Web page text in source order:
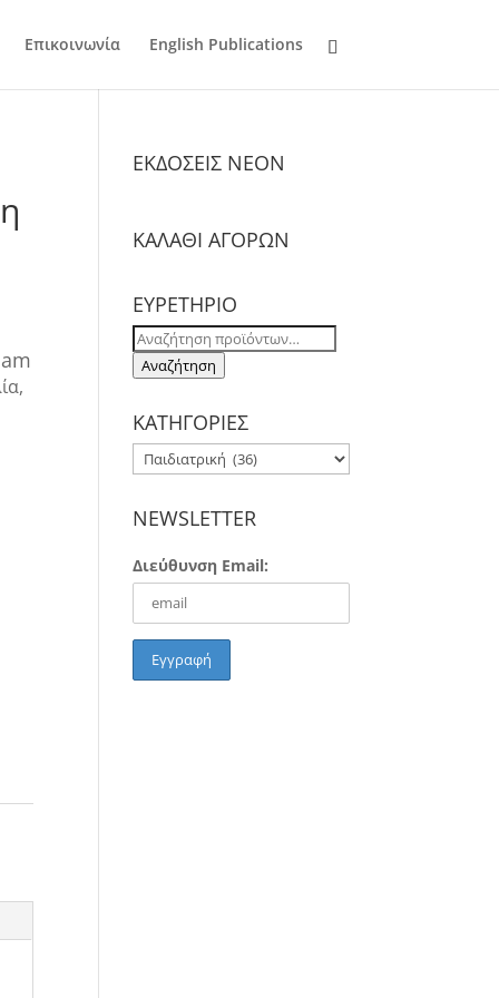
Επικοινωνία English Publications
ΕΚΔΟΣΕΙΣ NΕΟΝ
ΚΑΛΑΘΙ ΑΓΟΡΩΝ
ΕΥΡΕΤΗΡΙΟ
Αναζήτηση
για:
Αναζήτηση
ΚΑΤΗΓΟΡΙΕΣ
NEWSLETTER
Διεύθυνση Email: